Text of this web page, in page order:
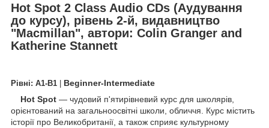
Hot Spot 2 Class Audio CDs (Аудування
до курсу), рівень 2-й, видавництво
"Macmillan", автори: Colin Granger and
Katherine Stannett
Рівні: A1-B1
Beginner-Intermediate
Hot Spot — чудовий п'ятирівневий курс для школярів,
орієнтований на загальноосвітні школи, обличчя. Курс містить
історії про Великобританії, а також сприяє культурному